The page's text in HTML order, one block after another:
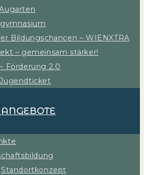
Bildungschancen – WIENXTRA
– gemeinsam stärker!
Förderung 2.0
Standortkonzept